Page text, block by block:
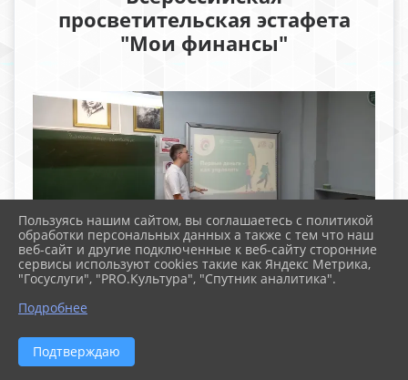
просветительская эстафета
"Мои финансы"
Пользуясь нашим сайтом, вы соглашаетесь с политикой
обработки персональных данных а также с тем что наш
веб-сайт и другие подключенные к веб-сайту сторонние
сервисы используют cookies такие как Яндекс Метрика,
"Госуслуги", "PRO.Культура", "Спутник аналитика".
Подробнее
Подтверждаю